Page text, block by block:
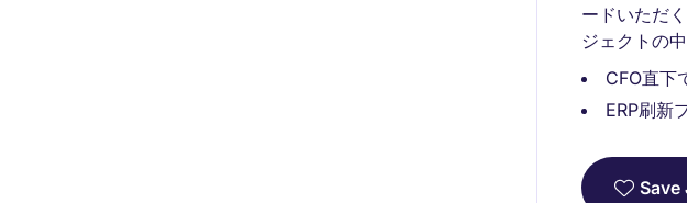
ードいただ
ジェクトの
CFO直下
ERP刷新
Save